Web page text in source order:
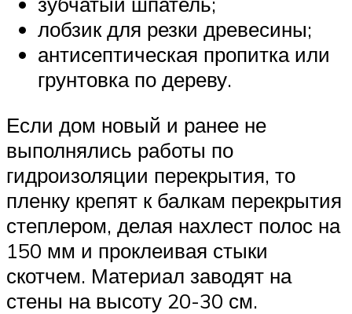
лобзик для резки древесины;
антисептическая пропитка или
грунтовка по дереву.
Если дом новый и ранее не
выполнялись работы по
гидроизоляции перекрытия, то
пленку крепят к балкам перекрытия
степлером, делая нахлест полос на
150 мм и проклеивая стыки
скотчем. Материал заводят на
стены на высоту 20-30 см.